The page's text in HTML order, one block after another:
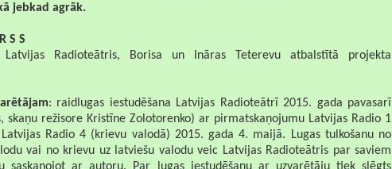
jebkad agrāk.
S S
Latvijas Radioteātris, Borisa un Ināras Teterevu atbalstītā projekta
: raidlugas iestudēšana Latvijas Radioteātrī 2015. gada pavasarī
skaņu režisore Kristīne Zolotorenko) ar pirmatskaņojumu Latvijas Radio 1
Radio 4 (krievu valodā) 2015. gada 4. maijā. Lugas tulkošanu no
vai no krievu uz latviešu valodu veic Latvijas Radioteātris par saviem